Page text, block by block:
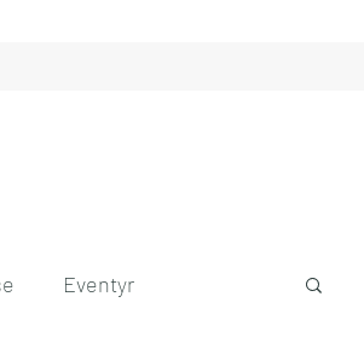
Eventyr